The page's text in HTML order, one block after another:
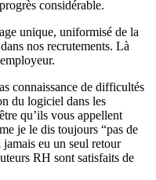
considérable.
unique, uniformisé de la
nos recrutements. Là
connaissance de difficultés
du logiciel dans les
qu’ils vous appellent
je le dis toujours “pas de
eu un seul retour
RH sont satisfaits de